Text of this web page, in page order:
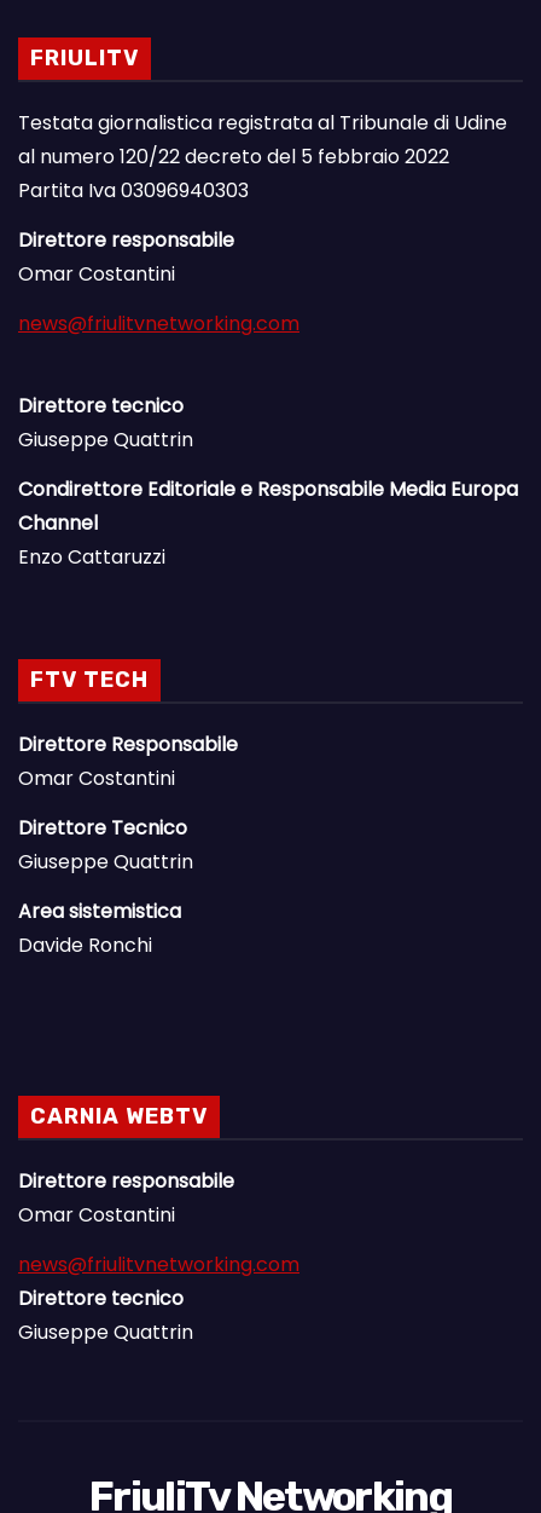
FRIULITV
Testata giornalistica registrata al Tribunale di Udine
al numero 120/22 decreto del 5 febbraio 2022
Partita Iva 03096940303
Direttore responsabile
Omar Costantini
news@friulitvnetworking.com
Direttore tecnico
Giuseppe Quattrin
Condirettore Editoriale e Responsabile Media Europa
Channel
Enzo Cattaruzzi
FTV TECH
Direttore Responsabile
Omar Costantini
Direttore Tecnico
Giuseppe Quattrin
Area sistemistica
Davide Ronchi
CARNIA WEBTV
Direttore responsabile
Omar Costantini
news@friulitvnetworking.com
Direttore tecnico
Giuseppe Quattrin
FriuliTv Networking